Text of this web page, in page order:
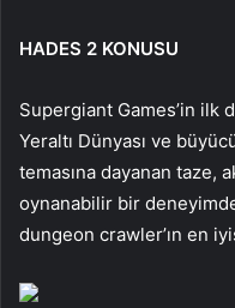
HADES 2 KONUSU
Supergiant Games’in ilk
Yeraltı Dünyası ve
temasına dayanan taze,
oynanabilir bir
dungeon crawler’ın en